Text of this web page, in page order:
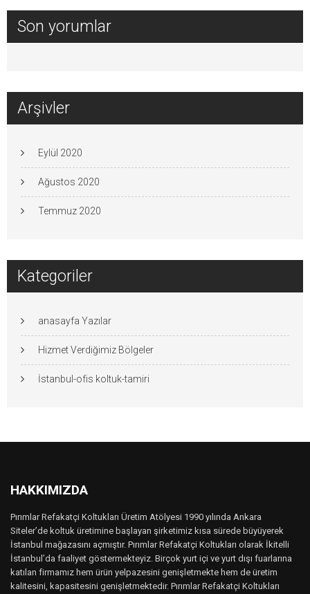
Son yorumlar
Arşivler
Eylül 2020
Ağustos 2020
Temmuz 2020
Kategoriler
anasayfa Yazılar
Hizmet Verdiğimiz Bölgeler
İstanbul-ofis koltuk-tamiri
HAKKIMIZDA
Pırımlar Refakatçi Koltukları Üretim Atölyesi 1990 yılında Ankara
Siteler’de koltuk üretimine başlayan şirketimiz kısa sürede büyüyerek
İstanbul mağazasını açmıştır. Pırımlar Refakatçi Koltukları olarak İkitelli
İstanbul’da faaliyet göstermekteyiz. Birçok yurt içi ve yurt dışı fuarlarına
katılan firmamız hem ürün yelpazesini genişletmekte hem de üretim
kalitesini, kapasitesini genişletmektedir. Pırımlar Refakatçi Koltukları